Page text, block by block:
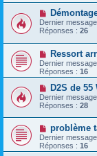
Dernier
Réponses : 26
Ressort
Dernier
Réponses : 16
D2S de
Dernier
Réponses : 28
problème
Dernier
Réponses : 16